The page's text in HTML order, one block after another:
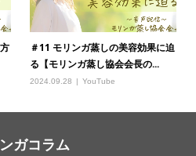
＃11 モリンガ蒸しの美容効果に迫
る【モリンガ蒸し協会会長の...
2024.09.28 YouTube
ガコラム